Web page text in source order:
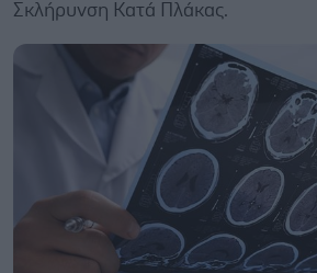
Σκλήρυνση Κατά Πλάκας.